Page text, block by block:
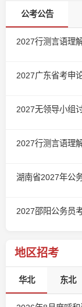
公考公告
2027行测言语理
2027广东省考申
2027无领导小组
2027行测言语理
湖南省2027年公
2027邵阳公务员
地区招考
华北 东北